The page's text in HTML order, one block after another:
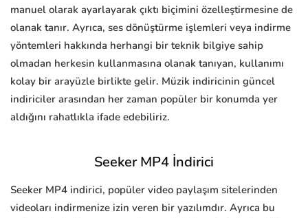
manuel olarak ayarlayarak çıktı biçimini özelleştirmesine de
olanak tanır. Ayrıca, ses dönüştürme işlemleri veya indirme
yöntemleri hakkında herhangi bir teknik bilgiye sahip
olmadan herkesin kullanmasına olanak tanıyan, kullanımı
kolay bir arayüzle birlikte gelir. Müzik indiricinin güncel
indiriciler arasından her zaman popüler bir konumda yer
aldığını rahatlıkla ifade edebiliriz.
Seeker MP4 İndirici
Seeker MP4 indirici, popüler video paylaşım sitelerinden
videoları indirmenize izin veren bir yazılımdır. Ayrıca bu